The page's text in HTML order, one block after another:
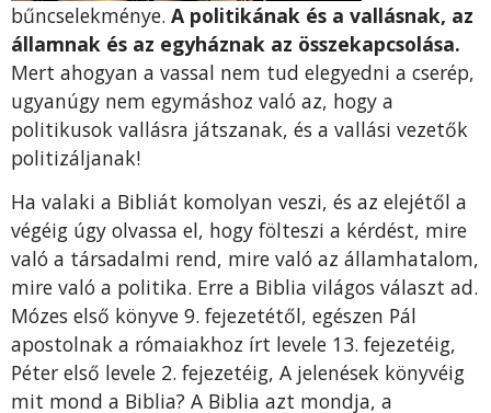
bűncselekménye. A politikának és a vallásnak, az
államnak és az egyháznak az összekapcsolása.
Mert ahogyan a vassal nem tud elegyedni a cserép,
ugyanúgy nem egymáshoz való az, hogy a
politikusok vallásra játszanak, és a vallási vezetők
politizáljanak!
Ha valaki a Bibliát komolyan veszi, és az elejétől a
végéig úgy olvassa el, hogy fölteszi a kérdést, mire
való a társadalmi rend, mire való az államhatalom,
mire való a politika. Erre a Biblia világos választ ad.
Mózes első könyve 9. fejezetétől, egészen Pál
apostolnak a rómaiakhoz írt levele 13. fejezetéig,
Péter első levele 2. fejezetéig, A jelenések könyvéig
mit mond a Biblia? A Biblia azt mondja, a